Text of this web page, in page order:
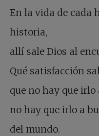
En la vida de cada
historia,
allí sale Dios al
Qué satisfacción
que no hay que
no hay que irlo a
del mundo.